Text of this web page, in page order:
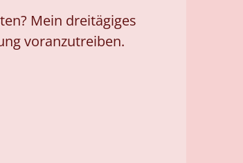
Mein dreitägiges
voranzutreiben.